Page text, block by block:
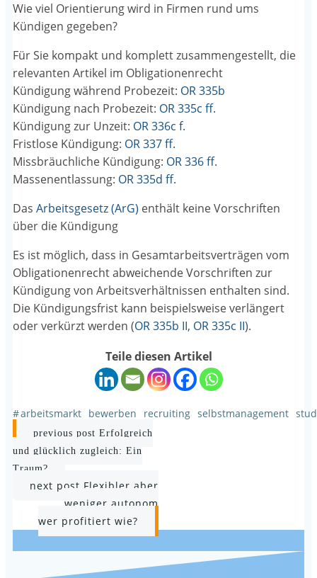
Wie viel Orientierung wird in Firmen rund ums
Kündigen gegeben?
Für Sie kompakt und komplett zusammengestellt, die
relevanten Artikel im Obligationenrecht
Kündigung während Probezeit: OR 335b
Kündigung nach Probezeit: OR 335c ff.
Kündigung zur Unzeit: OR 336c f.
Fristlose Kündigung: OR 337 ff.
Missbräuchliche Kündigung: OR 336 ff.
Massenentlassung: OR 335d ff.
Das Arbeitsgesetz (ArG) enthält keine Vorschriften
über die Kündigung
Es ist möglich, dass in Gesamtarbeitsverträgen vom
Obligationenrecht abweichende Vorschriften zur
Kündigung von Arbeitsverhältnissen enthalten sind.
Die Kündigungsfrist kann beispielsweise verlängert
oder verkürzt werden (OR 335b II, OR 335c II).
Teile diesen Artikel
#arbeitsmarkt bewerben recruiting selbstmanagement
Post
navigation
previous post Erfolgreich
und glücklich zugleich: Ein
Traum?
Post
navigation
next post Flexibler aber
weniger autonom
wer profitiert wie?